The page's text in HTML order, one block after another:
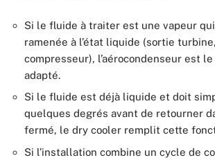
Si le fluide à traiter est une vapeur
ramenée à l’état liquide (sortie
compresseur), l’aérocondenseur est
adapté.
Si le fluide est déjà liquide et doit
quelques degrés avant de retourner
fermé, le dry cooler remplit cette
Si l’installation combine un cycle de